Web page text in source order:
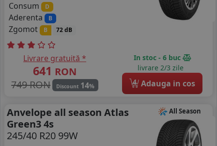
Consum
D
Aderenta B
Zgomot B 72 dB
Livrare gratuită *
641 RON
749 RON
Discount 14%
In stoc - 6 buc
livrare 2/3 zile
4 Adauga in cos
All Season
Anvelope all season Atlas
Green3 4s
245/40 R20 99W